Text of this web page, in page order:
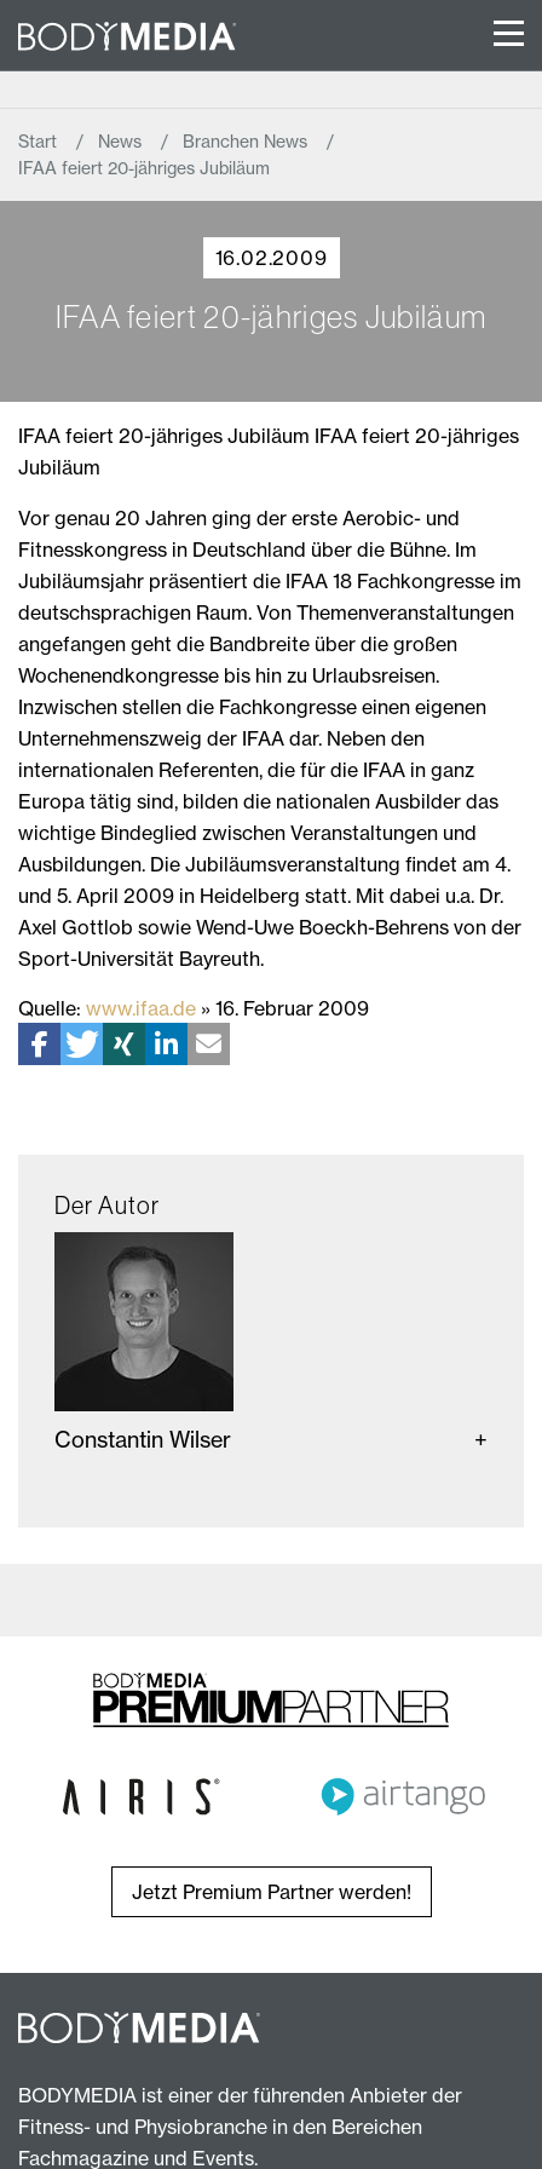
Start News
Branchen News
IFAA feiert 20-jähriges Jubiläum
16.02.2009
IFAA feiert 20-jähriges Jubiläum
IFAA feiert 20-jähriges Jubiläum IFAA feiert 20-jähriges
Jubiläum
Vor genau 20 Jahren ging der erste Aerobic- und
Fitnesskongress in Deutschland über die Bühne. Im
Jubiläumsjahr präsentiert die IFAA 18 Fachkongresse im
deutschsprachigen Raum. Von Themenveranstaltungen
angefangen geht die Bandbreite über die großen
Wochenendkongresse bis hin zu Urlaubsreisen.
Inzwischen stellen die Fachkongresse einen eigenen
Unternehmenszweig der IFAA dar. Neben den
internationalen Referenten, die für die IFAA in ganz
Europa tätig sind, bilden die nationalen Ausbilder das
wichtige Bindeglied zwischen Veranstaltungen und
Ausbildungen. Die Jubiläumsveranstaltung findet am 4.
und 5. April 2009 in Heidelberg statt. Mit dabei u.a. Dr.
Axel Gottlob sowie Wend-Uwe Boeckh-Behrens von der
Sport-Universität Bayreuth.
Quelle: www.ifaa.de » 16. Februar 2009
Der Autor
Constantin Wilser
Jetzt Premium Partner werden!
BODYMEDIA ist einer der führenden Anbieter der
Fitness- und Physiobranche in den Bereichen
Fachmagazine und Events.